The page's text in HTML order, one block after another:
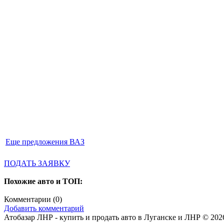
Еще предложения ВАЗ
ПОДАТЬ ЗАЯВКУ
Похожие авто и ТОП:
Комментарии (0)
Добавить комментарий
Атобазар ЛНР - купить и продать авто в Луганске и ЛНР ©